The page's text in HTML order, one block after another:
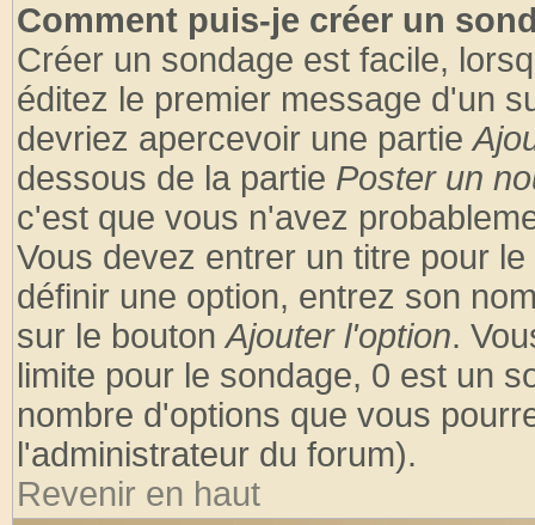
Comment puis-je créer un
Créer un sondage est facile,
éditez le premier message d'un
devriez apercevoir une partie
dessous de la partie Poster un
c'est que vous n'avez
Vous devez entrer un titre pour
définir une option, entrez son
sur le boutonAjouter l'option.
limite pour le sondage, 0 est un
nombre d'options que vous
l'administrateur du forum).
Revenir en haut